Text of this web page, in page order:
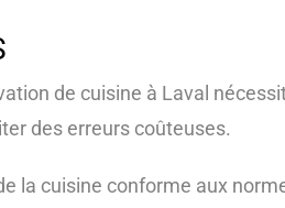
de cuisine à Laval
des erreurs coûteuses.
la cuisine conforme aux